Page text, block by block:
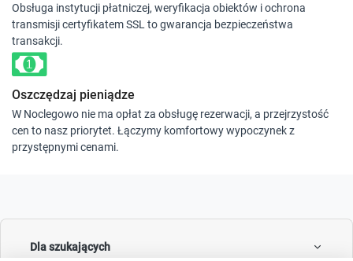
Obsługa instytucji płatniczej, weryfikacja obiektów i ochrona
transmisji certyfikatem SSL to gwarancja bezpieczeństwa
transakcji.
Oszczędzaj pieniądze
W Noclegowo nie ma opłat za obsługę rezerwacji, a przejrzystość
cen to nasz priorytet. Łączymy komfortowy wypoczynek z
przystępnymi cenami.
Dla szukających